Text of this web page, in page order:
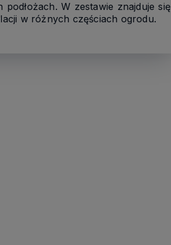
W zestawie znajduje się
w różnych częściach ogrodu.